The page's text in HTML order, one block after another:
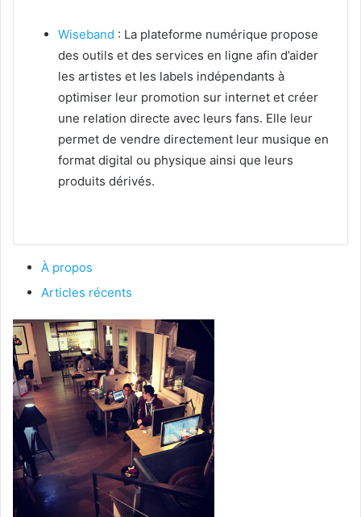
Wiseband : La plateforme numérique propose
des outils et des services en ligne afin d’aider
les artistes et les labels indépendants à
optimiser leur promotion sur internet et créer
une relation directe avec leurs fans. Elle leur
permet de vendre directement leur musique en
format digital ou physique ainsi que leurs
produits dérivés.
À propos
Articles récents